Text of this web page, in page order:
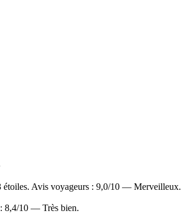
Avis voyageurs : 9,0/10 — Merveilleux.
8,4/10 — Très bien.